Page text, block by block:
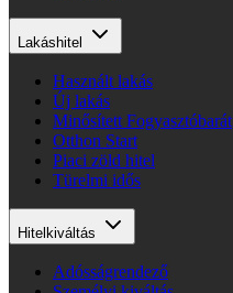
Lakáshitel
Használt lakás
Új lakás
Minősített Fogyasztóbarát
Otthon Start
Piaci zöld hitel
Türelmi idős
Hitelkiváltás
Adósságrendező